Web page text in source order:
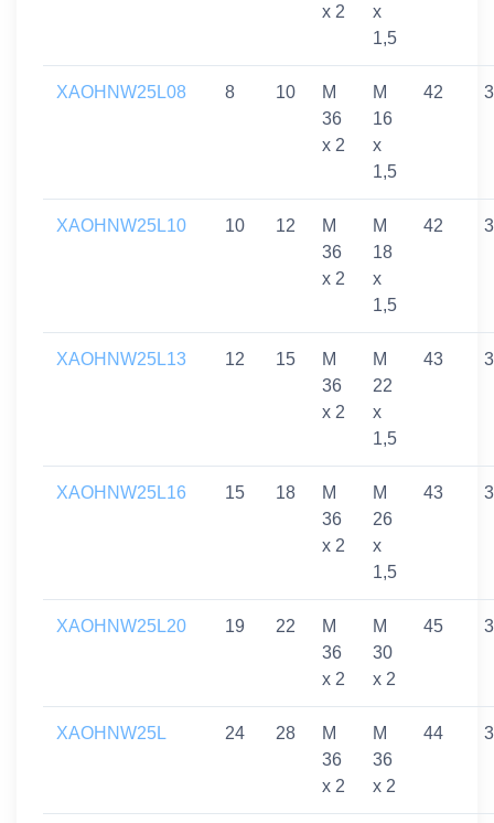
x 2
x
1,5
XAOHNW25L08 8 10
M
36
x 2
M
16
x
1,5
42
XAOHNW25L10 10 12
M
36
x 2
M
18
x
1,5
42
XAOHNW25L13 12 15
M
36
x 2
M
22
x
1,5
43
XAOHNW25L16 15 18
M
36
x 2
M
26
x
1,5
43
XAOHNW25L20 19 22
M
36
x 2
M
30
x 2
45
XAOHNW25L 24 28
M
36
x 2
M
36
x 2
44